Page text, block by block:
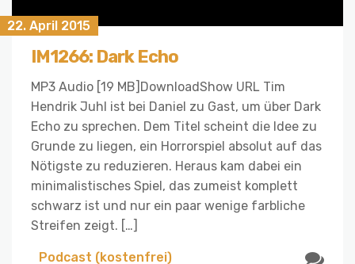
22. April 2015
IM1266: Dark Echo
MP3 Audio [19 MB]DownloadShow URL Tim
Hendrik Juhl ist bei Daniel zu Gast, um über Dark
Echo zu sprechen. Dem Titel scheint die Idee zu
Grunde zu liegen, ein Horrorspiel absolut auf das
Nötigste zu reduzieren. Heraus kam dabei ein
minimalistisches Spiel, das zumeist komplett
schwarz ist und nur ein paar wenige farbliche
Streifen zeigt. […]
Podcast (kostenfrei)